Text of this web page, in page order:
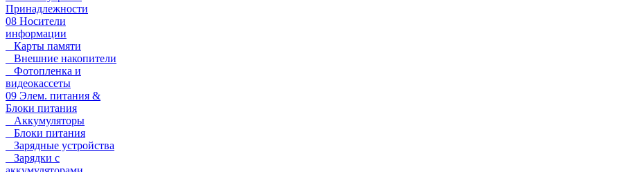
Принадлежности
08 Носители
информации
Карты памяти
Внешние накопители
Фотопленка и
видеокассеты
09 Элем. питания &
Блоки питания
Аккумуляторы
Блоки питания
Зарядные устройства
Зарядки с